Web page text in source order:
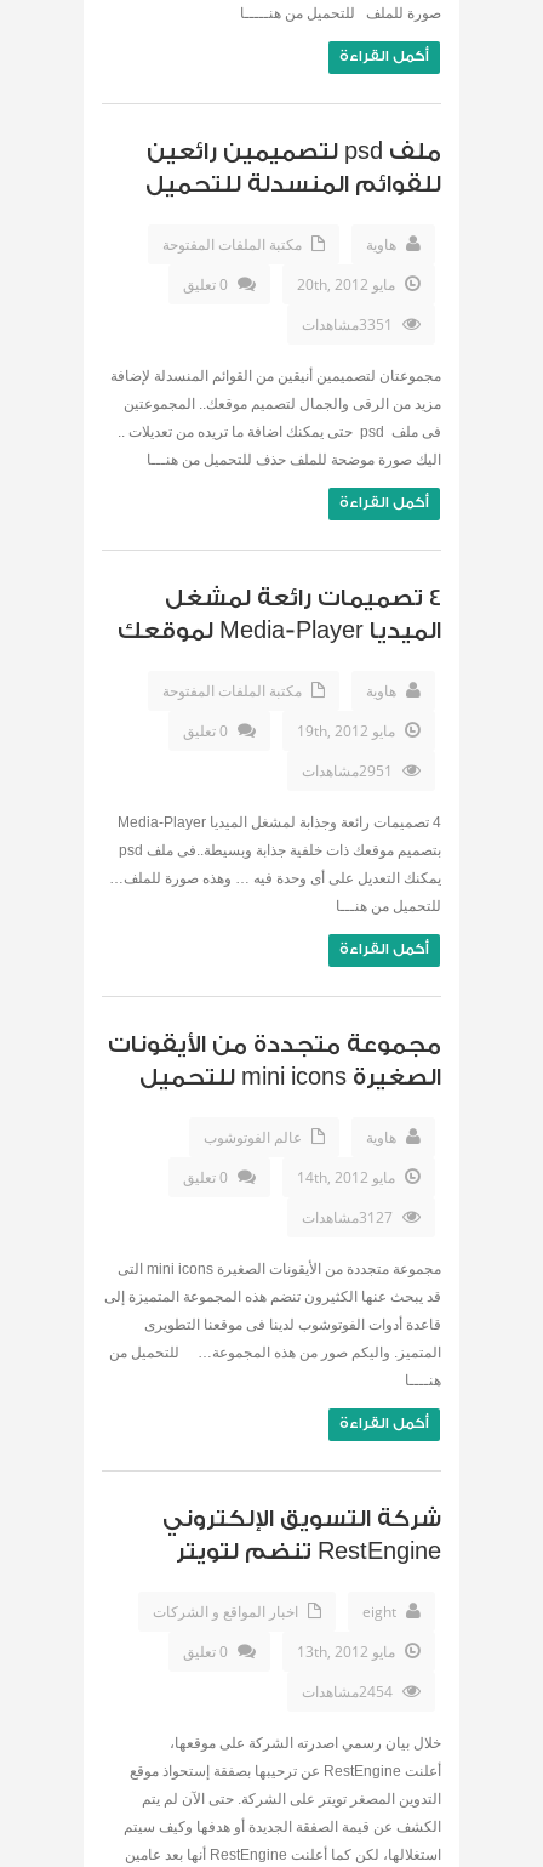
صورة للملف للتحميل من هنـــــا
أكمل القراءة
ملف psd لتصميمين رائعين
للقوائم المنسدلة للتحميل
هاوية
مكتبة الملفات المفتوحة
مايو 20th, 2012
0 تعليق
مجموعتان لتصميمين أنيقين من القوائم المنسدلة لإضافة
مزيد من الرقى والجمال لتصميم موقعك.. المجموعتين
فى ملف psd حتى يمكنك اضافة ما تريده من تعديلات ..
اليك صورة موضحة للملف حذف للتحميل من هنـــا
أكمل القراءة
4 تصميمات رائعة لمشغل
الميديا Media-Player لموقعك
هاوية
مكتبة الملفات المفتوحة
مايو 19th, 2012
0 تعليق
4 تصميمات رائعة وجذابة لمشغل الميديا Media-Player
بتصميم موقعك ذات خلفية جذابة وبسيطة..فى ملف psd
يمكنك التعديل على أى وحدة فيه … وهذه صورة للملف…
للتحميل من هنـــا
أكمل القراءة
مجموعة متجددة من الأيقونات
الصغيرة mini icons للتحميل
هاوية
عالم الفوتوشوب
مايو 14th, 2012
0 تعليق
مجموعة متجددة من الأيقونات الصغيرة mini icons التى
قد يبحث عنها الكثيرون تنضم هذه المجموعة المتميزة إلى
قاعدة أدوات الفوتوشوب لدينا فى موقعنا التطويرى
المتميز. واليكم صور من هذه المجموعة… للتحميل من
هنــــا
أكمل القراءة
شركة التسويق الإلكتروني
RestEngine تنضم لتويتر
eight
اخبار المواقع و الشركات
مايو 13th, 2012
0 تعليق
خلال بيان رسمي اصدرته الشركة على موقعها،
أعلنت RestEngine عن ترحيبها بصفقة إستحواذ موقع
التدوين المصغر تويتر على الشركة. حتى الآن لم يتم
الكشف عن قيمة الصفقة الجديدة أو هدفها وكيف سيتم
استغلالها، لكن كما أعلنت RestEngine أنها بعد عامين